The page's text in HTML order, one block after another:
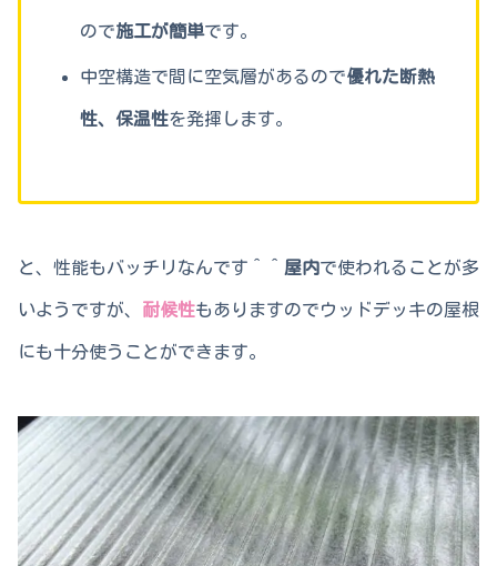
ので施工が簡単です。
中空構造で間に空気層があるので優れた断熱
性、保温性を発揮します。
と、性能もバッチリなんです＾＾ 屋内で使われることが多
いようですが、 耐候性もありますのでウッドデッキの屋根
にも十分使うことができます。